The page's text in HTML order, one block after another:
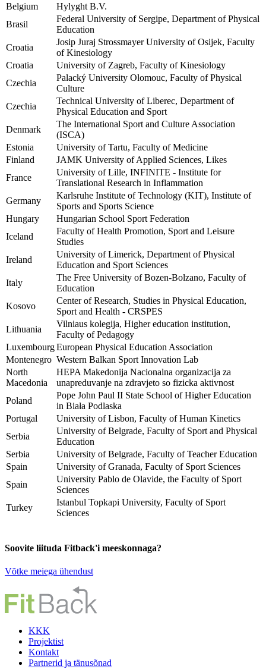
Belgium
Hylyght B.V.
Brasil
Federal University of Sergipe, Department of Physical
Education
Croatia
Josip Juraj Strossmayer University of Osijek, Faculty
of Kinesiology
Croatia
University of Zagreb, Faculty of Kinesiology
Czechia
Palacký University Olomouc, Faculty of Physical
Culture
Czechia
Technical University of Liberec, Department of
Physical Education and Sport
Denmark
The International Sport and Culture Association
(ISCA)
Estonia
University of Tartu, Faculty of Medicine
Finland
JAMK University of Applied Sciences, Likes
France
University of Lille, INFINITE - Institute for
Translational Research in Inflammation
Germany
Karlsruhe Institute of Technology (KIT), Institute of
Sports and Sports Science
Hungary
Hungarian School Sport Federation
Iceland
Faculty of Health Promotion, Sport and Leisure
Studies
Ireland
University of Limerick, Department of Physical
Education and Sport Sciences
Italy
The Free University of Bozen-Bolzano, Faculty of
Education
Kosovo
Center of Research, Studies in Physical Education,
Sport and Health - CRSPES
Lithuania
Vilniaus kolegija, Higher education institution,
Faculty of Pedagogy
LuxembourgEuropean Physical Education Association
Montenegro Western Balkan Sport Innovation Lab
North
Macedonia
HEPA Makedonija Nacionalna organizacija za
unapreduvanje na zdravjeto so fizicka aktivnost
Poland
Pope John Paul II State School of Higher Education
in Biała Podlaska
Portugal
University of Lisbon, Faculty of Human Kinetics
Serbia
University of Belgrade, Faculty of Sport and Physical
Education
Serbia
University of Belgrade, Faculty of Teacher Education
Spain
University of Granada, Faculty of Sport Sciences
Spain
University Pablo de Olavide, the Faculty of Sport
Sciences
Turkey
Istanbul Topkapi University, Faculty of Sport
Sciences
Soovite liituda Fitback'i meeskonnaga?
Võtke meiega ühendust
KKK
Projektist
Kontakt
Partnerid ja tänusõnad